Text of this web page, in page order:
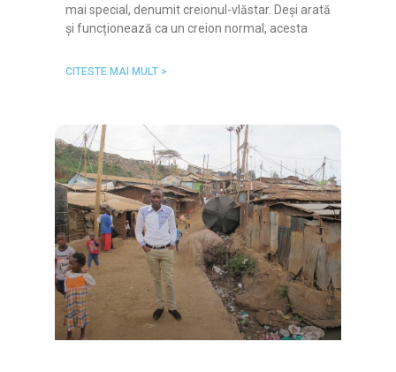
mai special, denumit creionul-vlăstar. Deși arată
și funcționează ca un creion normal, acesta
CITESTE MAI MULT >